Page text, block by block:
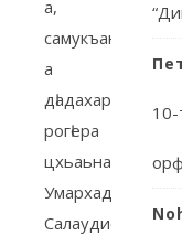
а,
самукъане
а
дӀадахара
рогӀера
цхьаьнакхетар.
Умархаджиев
Салаудис
10-